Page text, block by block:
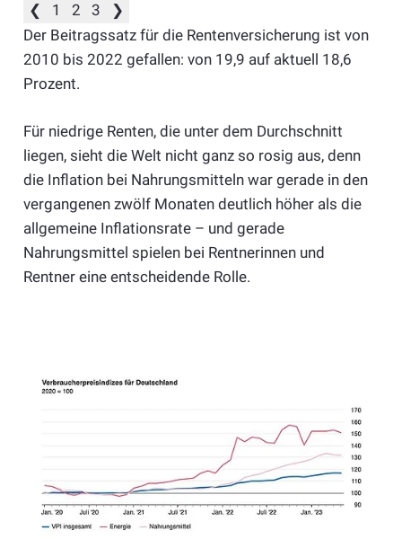
❮
1 2 3
❯
Der Beitragssatz für die Rentenversicherung ist von
2010 bis 2022 gefallen: von 19,9 auf aktuell 18,6
Prozent.
Für niedrige Renten, die unter dem Durchschnitt
liegen, sieht die Welt nicht ganz so rosig aus, denn
die Inflation bei Nahrungsmitteln war gerade in den
vergangenen zwölf Monaten deutlich höher als die
allgemeine Inflationsrate – und gerade
Nahrungsmittel spielen bei Rentnerinnen und
Rentner eine entscheidende Rolle.